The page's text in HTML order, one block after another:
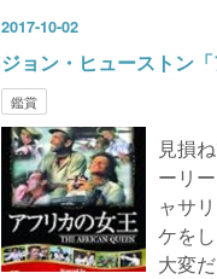
2017-10-02
ジョン・ヒューストン「
鑑賞
見損
ーリ
ャサ
ケを
大変